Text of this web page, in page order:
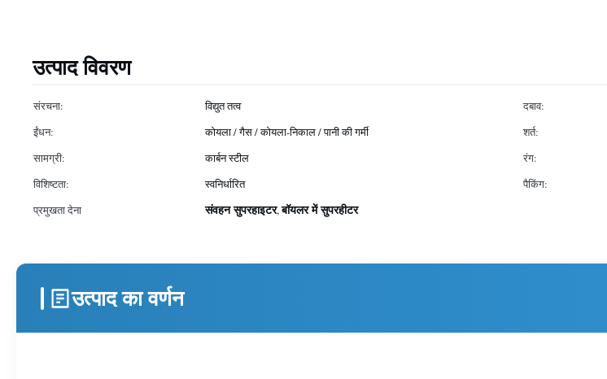
उत्पाद विवरण
संरचना: विद्युत तत्व दबाव:
ईंधन:
कोयला / गैस / कोयला-निकाल / पानी की गर्मी शर्त:
सामग्री:
कार्बन स्टील रंग:
विशिष्टता:
स्वनिर्धारित पैकिंग:
प्रमुखता देना
संवहन सुपरहाइटर,बॉयलर में सुपरहीटर
उत्पाद का वर्णन